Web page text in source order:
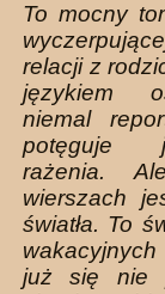
To mocny
relacji z
językiem
niemal
potęguje
rażenia.
wierszach
światła. To
już się nie